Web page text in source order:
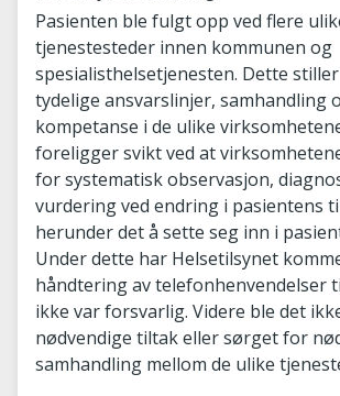
Pasienten ble fulgt opp ved flere
tjenestesteder innen kommunen og
spesialisthelsetjenesten. Dette
tydelige ansvarslinjer, samhandling
kompetanse i de ulike
foreligger svikt ved at
for systematisk observasjon,
vurdering ved endring i pasientens
herunder det å sette seg inn i
Under dette har Helsetilsynet
håndtering av telefonhenvendelser
ikke var forsvarlig. Videre ble det
nødvendige tiltak eller sørget for
samhandling mellom de ulike